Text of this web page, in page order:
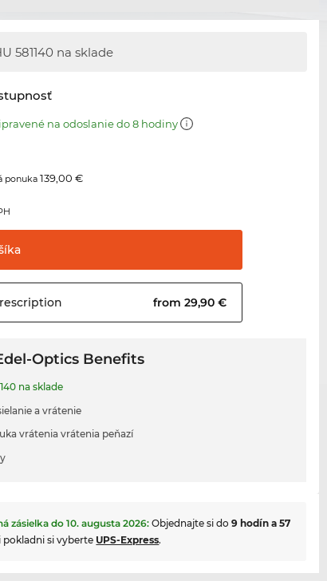
581140 na sklade
na odoslanie do 8 hodiny
ponuka139,00 €
from 29,90 €
Optics Benefits
na sklade
a vrátenie
vrátenia vrátenia peňazí
zásielka do10. augusta 2026: Objednajte si do9 hodín a 57
pokladni si vyberte UPS-Express.